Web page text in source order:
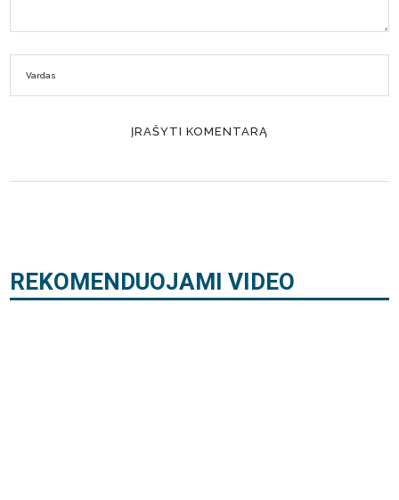
REKOMENDUOJAMI VIDEO